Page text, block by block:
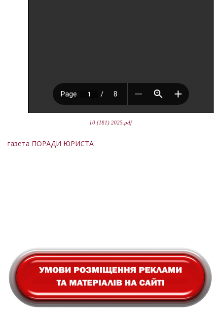
10 (181) 2025.pdf
газета ПОРАДИ ЮРИСТА